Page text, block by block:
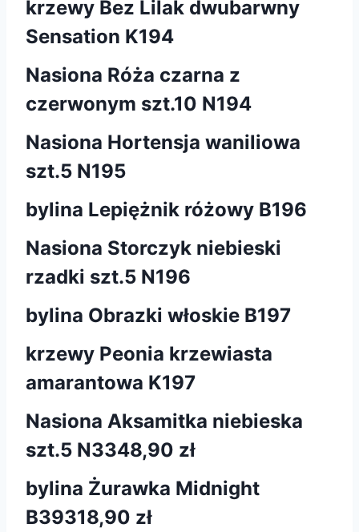
krzewy Bez Lilak dwubarwny
Sensation K194
Nasiona Róża czarna z
czerwonym szt.10 N194
Nasiona Hortensja waniliowa
szt.5 N195
bylina Lepiężnik różowy B196
Nasiona Storczyk niebieski
rzadki szt.5 N196
bylina Obrazki włoskie B197
krzewy Peonia krzewiasta
amarantowa K197
Nasiona Aksamitka niebieska
szt.5 N3348,90 zł
bylina Żurawka Midnight
B39318,90 zł